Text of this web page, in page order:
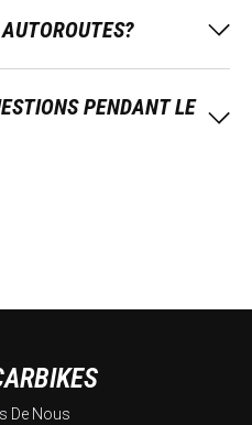
PENDANT LE
De Nous